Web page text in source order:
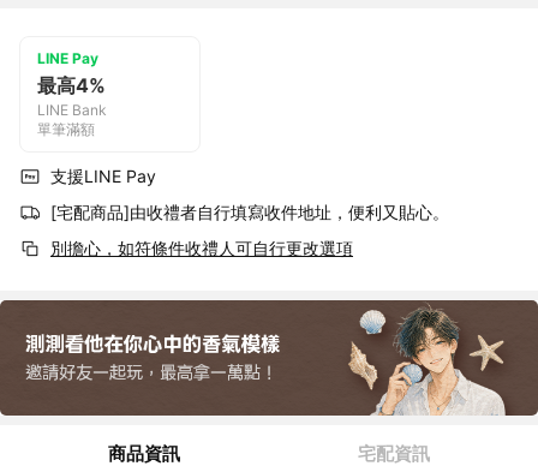
LINE Pay
最高4%
LINE Bank
單筆滿額
支援LINE Pay
[宅配商品]由收禮者自行填寫收件地址，便利又貼心。
別擔心，如符條件收禮人可自行更改選項
商品資訊 宅配資訊